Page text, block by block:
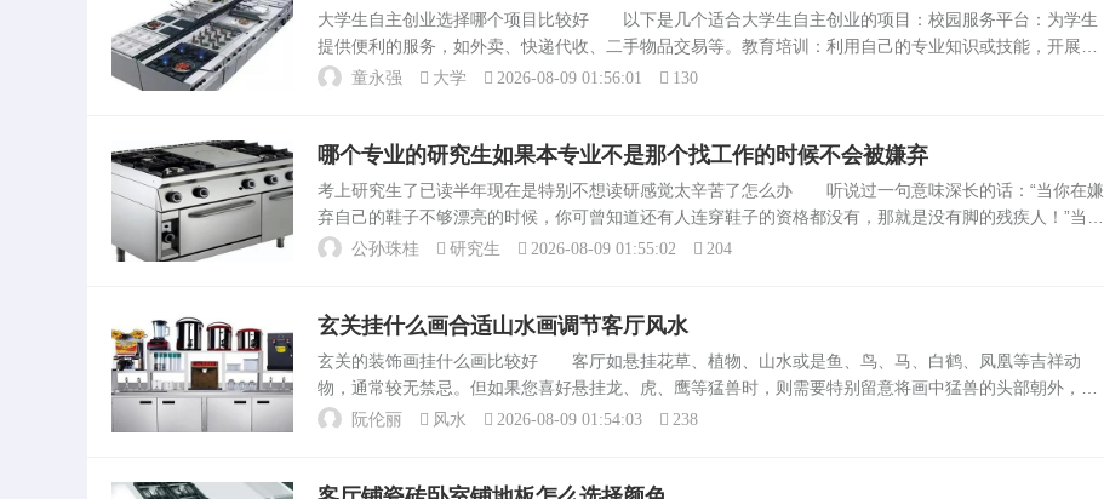
大学生自主创业选择哪个项目比较好 以下是几个适合大学生自主创业的项目：校园服务平台：为学生
提供便利的服务，如外卖、快递代收、二手物品交易等。教育培训：利用自己的专业知识或技能，开展课
外辅导、技能培训等。网络自媒体：通过社交媒体平台，如微信公众号、抖音等，发布有趣的内容，吸引
童永强 大学 2026-08-09 01:56:01 130
哪个专业的研究生如果本专业不是那个找工作的时候不会被嫌弃
考上研究生了已读半年现在是特别不想读研感觉太辛苦了怎么办 听说过一句意味深长的话：“当你在嫌
弃自己的鞋子不够漂亮的时候，你可曾知道还有人连穿鞋子的资格都没有，那就是没有脚的残疾人！”当你
在。多少人挤破头脑花了整整一年也无法考上喜欢的学校的研究生啊！就算你是被调剂过去的，当时你既
公孙珠桂 研究生 2026-08-09 01:55:02 204
玄关挂什么画合适山水画调节客厅风水
玄关的装饰画挂什么画比较好 客厅如悬挂花草、植物、山水或是鱼、鸟、马、白鹤、凤凰等吉祥动
物，通常较无禁忌。但如果您喜好悬挂龙、虎、鹰等猛兽时，则需要特别留意将画中猛兽的头部朝外，以
形成防卫的格局，而千万不可将猛兽之头部向内威胁自己，否则容易为家人带来意外灾祸。住宅不适宜挂
阮伦丽 风水 2026-08-09 01:54:03 238